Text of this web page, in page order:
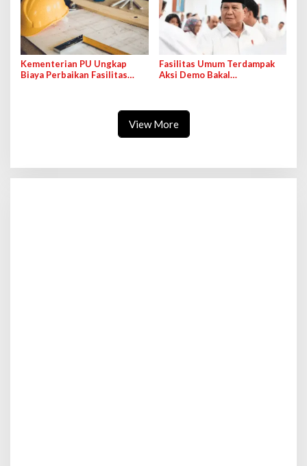
Kementerian PU Ungkap
Biaya Perbaikan Fasilitas
Fasilitas Umum Terdampak
Aksi Demo Bakal
View More